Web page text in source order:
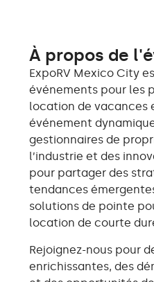
À propos de
ExpoRV Mexico City
événements pour les
location de vacances
événement
gestionnaires de
l’industrie et des
pour partager des
tendances
solutions de pointe
location de courte
Rejoignez-nous pour
enrichissantes, des